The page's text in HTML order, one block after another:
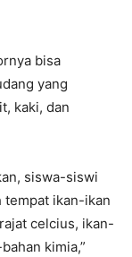
bisa
yang
kaki, dan
siswa-siswi
tempat ikan-ikan
celcius, ikan-
kimia,”